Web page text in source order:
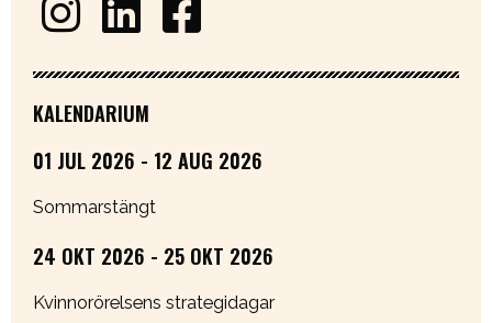
KALENDARIUM
01 JUL 2026 - 12 AUG 2026
Sommarstängt
24 OKT 2026 - 25 OKT 2026
Kvinnorörelsens strategidagar